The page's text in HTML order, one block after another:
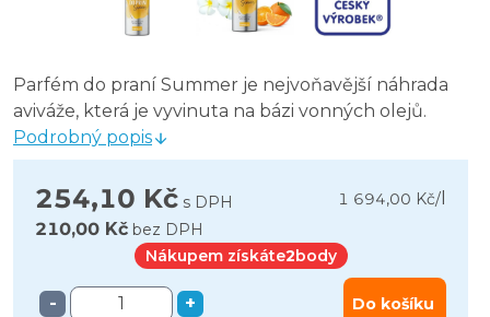
Parfém do praní Summer je nejvoňavější náhrada
aviváže, která je vyvinuta na bázi vonných olejů.
Podrobný popis
254,10 Kč s DPH 1 694,00 Kč/
210,00 Kč bez DPH
Nákupem získáte2body
- + Do košíku